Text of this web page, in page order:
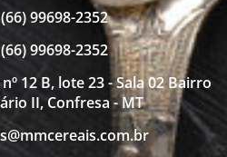
99698-2352
99698-2352
12 B, lote 23 - Sala 02 Bairro
II, Confresa - MT